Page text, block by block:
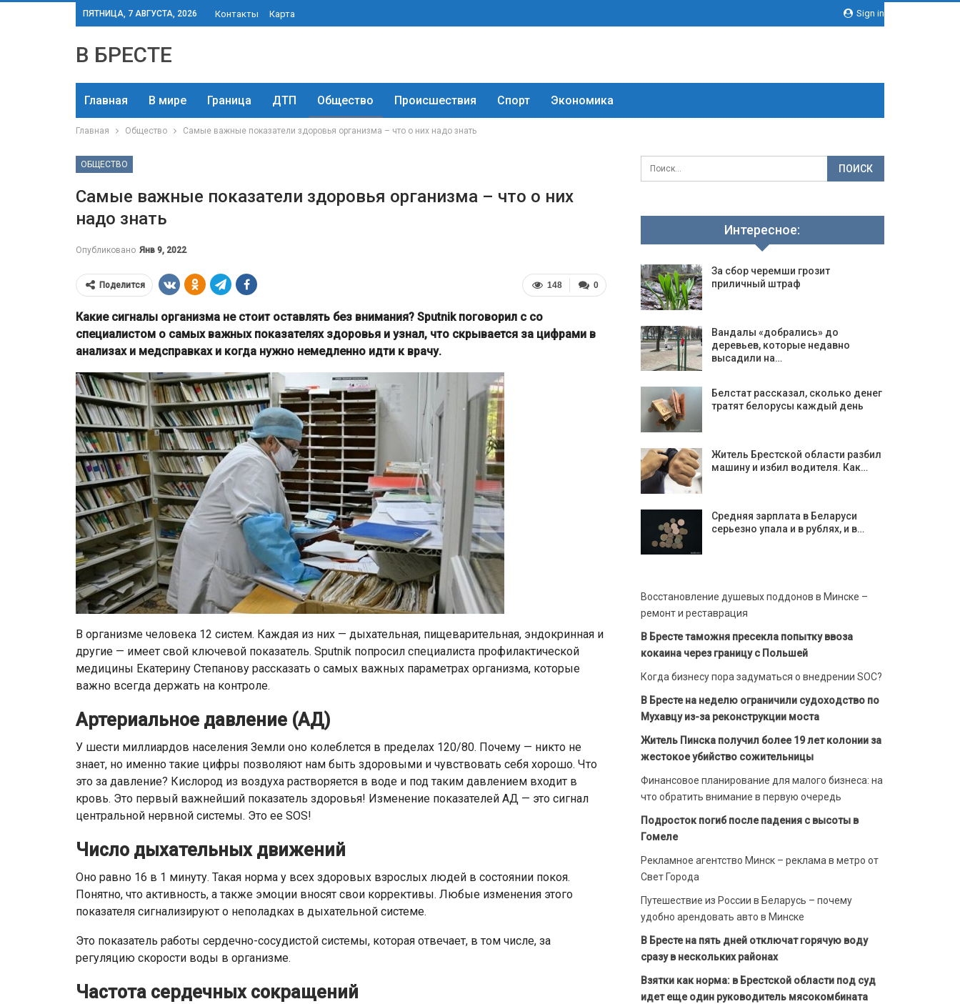
Sign in
ПЯТНИЦА, 7 АВГУСТА, 2026 Контакты Карта
В БРЕСТЕ
Главная В мире Граница ДТП Общество Происшествия Спорт Экономика
Главная Общество Самые важные показатели здоровья организма – что о них надо знать
ОБЩЕСТВО
Самые важные показатели здоровья организма – что о них
надо знать
Опубликовано Янв 9, 2022
0
148
Поделится
Какие сигналы организма не стоит оставлять без внимания? Sputnik поговорил с со
специалистом о самых важных показателях здоровья и узнал, что скрывается за цифрами в
анализах и медсправках и когда нужно немедленно идти к врачу.
В организме человека 12 систем. Каждая из них — дыхательная, пищеварительная, эндокринная и
другие — имеет свой ключевой показатель. Sputnik попросил специалиста профилактической
медицины Екатерину Степанову рассказать о самых важных параметрах организма, которые
важно всегда держать на контроле.
Артериальное давление (АД)
У шести миллиардов населения Земли оно колеблется в пределах 120/80. Почему — никто не
знает, но именно такие цифры позволяют нам быть здоровыми и чувствовать себя хорошо. Что
это за давление? Кислород из воздуха растворяется в воде и под таким давлением входит в
кровь. Это первый важнейший показатель здоровья! Изменение показателей АД — это сигнал
центральной нервной системы. Это ее SOS!
Число дыхательных движений
Оно равно 16 в 1 минуту. Такая норма у всех здоровых взрослых людей в состоянии покоя.
Понятно, что активность, а также эмоции вносят свои коррективы. Любые изменения этого
показателя сигнализируют о неполадках в дыхательной системе.
Это показатель работы сердечно-сосудистой системы, которая отвечает, в том числе, за
регуляцию скорости воды в организме.
Частота сердечных сокращений
Интересное:
За сбор черемши грозит
приличный штраф
Вандалы «добрались» до
деревьев, которые недавно
высадили на…
Белстат рассказал, сколько денег
тратят белорусы каждый день
Житель Брестской области разбил
машину и избил водителя. Как…
Средняя зарплата в Беларуси
серьезно упала и в рублях, и в…
Восстановление душевых поддонов в Минске –
ремонт и реставрация
В Бресте таможня пресекла попытку ввоза
кокаина через границу с Польшей
Когда бизнесу пора задуматься о внедрении SOC?
В Бресте на неделю ограничили судоходство по
Мухавцу из-за реконструкции моста
Житель Пинска получил более 19 лет колонии за
жестокое убийство сожительницы
Финансовое планирование для малого бизнеса: на
что обратить внимание в первую очередь
Подросток погиб после падения с высоты в
Гомеле
Рекламное агентство Минск – реклама в метро от
Свет Города
Путешествие из России в Беларусь – почему
удобно арендовать авто в Минске
В Бресте на пять дней отключат горячую воду
сразу в нескольких районах
Взятки как норма: в Брестской области под суд
идет еще один руководитель мясокомбината